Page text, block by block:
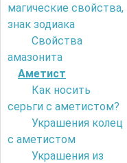
магические свойства,
знак зодиака
Свойства
амазонита
Аметист
Как носить
серьги с аметистом?
Украшения колец
с аметистом
Украшения из